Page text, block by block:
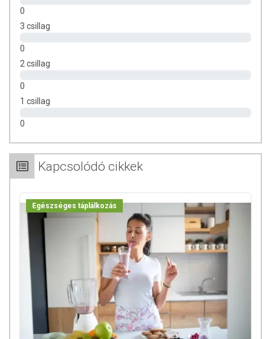
0
3 csillag
0
2 csillag
0
1 csillag
0
Kapcsolódó cikkek
Egészséges táplálkozás